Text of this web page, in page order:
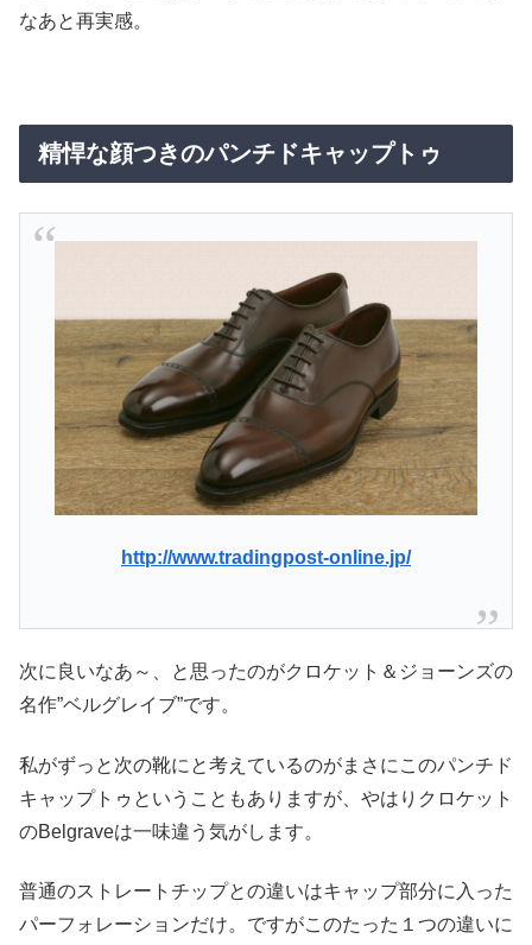
なあと再実感。
精悍な顔つきのパンチドキャップトゥ
http://www.tradingpost-online.jp/
次に良いなあ～、と思ったのがクロケット＆ジョーンズの
名作”ベルグレイブ”です。
私がずっと次の靴にと考えているのがまさにこのパンチド
キャップトゥということもありますが、やはりクロケット
のBelgraveは一味違う気がします。
普通のストレートチップとの違いはキャップ部分に入った
パーフォレーションだけ。ですがこのたった１つの違いに